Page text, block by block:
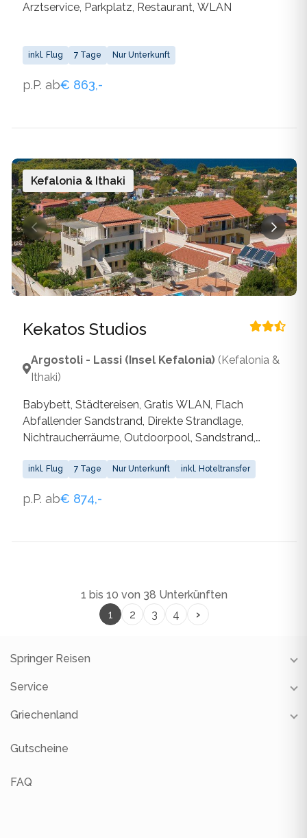
Arztservice, Parkplatz, Restaurant, WLAN
inkl. Flug 7 Tage Nur Unterkunft
p.P. ab€ 863,-
Kefalonia & Ithaki
Kekatos Studios
Argostoli - Lassi (Insel Kefalonia) (Kefalonia &
Ithaki)
Babybett, Städtereisen, Gratis WLAN, Flach
Abfallender Sandstrand, Direkte Strandlage,
Nichtraucherräume, Outdoorpool, Sandstrand,
inkl. Flug 7 Tage Nur Unterkunft inkl. Hoteltransfer
p.P. ab€ 874,-
1 bis 10 von 38 Unterkünften
1
2 3 4 ›
Springer Reisen
Unsere Reisebüros
Unsere Partner
Jobs
Service
Reiseschutz
Gruppenreisen
Griechenland
Restauranttipps
Gutscheine
FAQ